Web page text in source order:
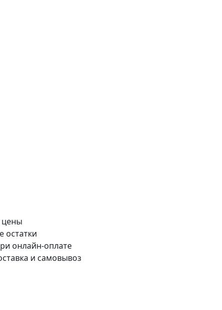
цены
остатки
онлайн-оплате
и самовывоз